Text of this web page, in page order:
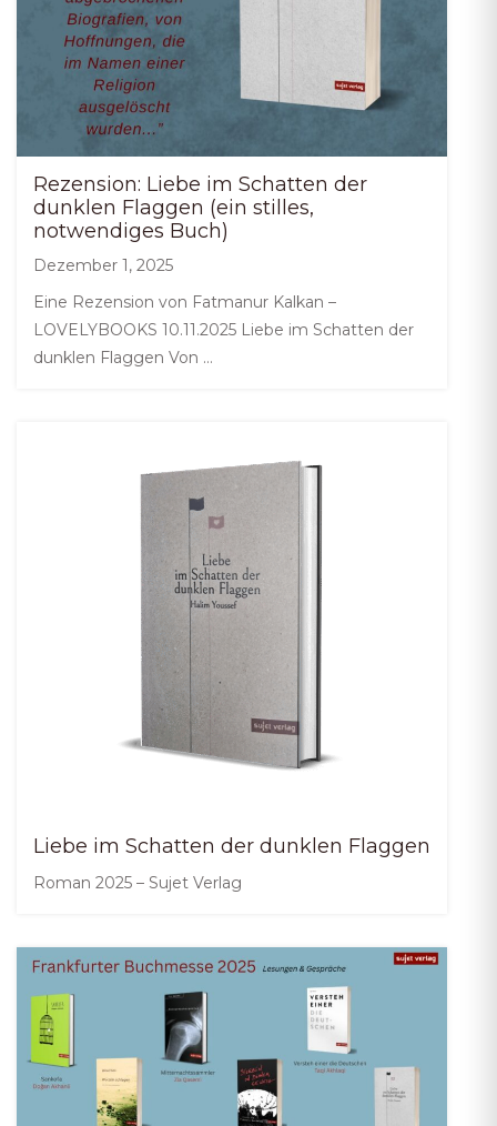
Rezension: Liebe im Schatten der
dunklen Flaggen (ein stilles,
notwendiges Buch)
Dezember 1, 2025
Eine Rezension von Fatmanur Kalkan –
LOVELYBOOKS 10.11.2025 Liebe im Schatten der
dunklen Flaggen Von …
Liebe im Schatten der dunklen Flaggen
Roman 2025 – Sujet Verlag